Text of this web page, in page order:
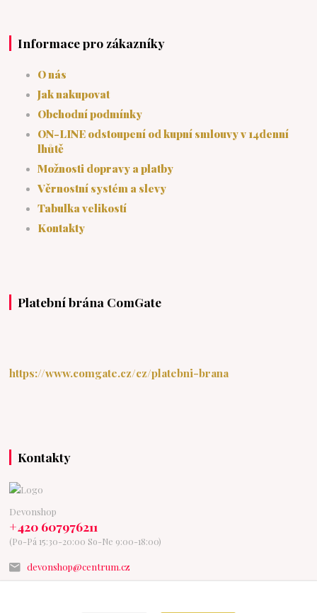
Informace pro zákazníky
O nás
Jak nakupovat
Obchodní podmínky
ON-LINE odstoupení od kupní smlouvy v 14denní
lhůtě
Možnosti dopravy a platby
Věrnostní systém a slevy
Tabulka velikostí
Kontakty
Platební brána ComGate
https://www.comgate.cz/cz/platebni-brana
Kontakty
Devonshop
+420 607976211
(Po-Pá 15:30-20:00 So-Ne 9:00-18:00)
devonshop@centrum.cz